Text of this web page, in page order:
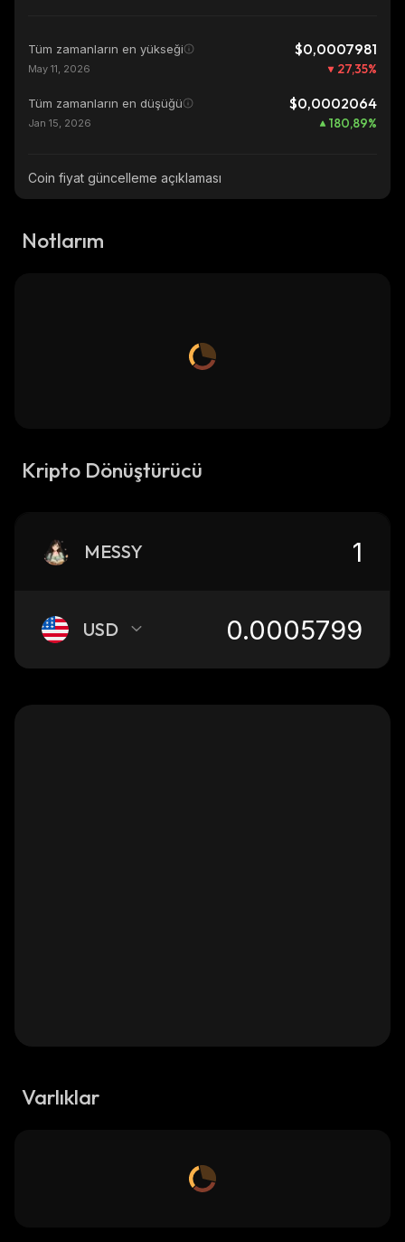
Tüm zamanların en yükseği $0,0007981
May 11, 2026 27,35%
Tüm zamanların en düşüğü $0,0002064
Jan 15, 2026 180,89%
Coin fiyat güncelleme açıklaması
Notlarım
Kripto Dönüştürücü
MESSY
USD
Varlıklar